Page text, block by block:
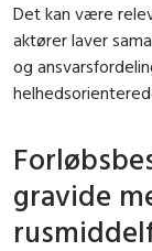
Det kan være
aktører laver
og
gravide